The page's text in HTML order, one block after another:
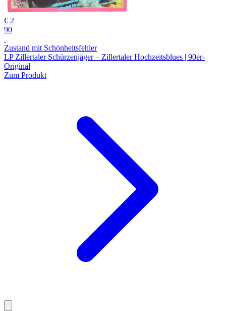
€ 2
90
Zustand mit Schönheitsfehler
LP Zillertaler Schürzenjäger – Zillertaler Hochzeitsblues | 90er-
Original
Zum Produkt